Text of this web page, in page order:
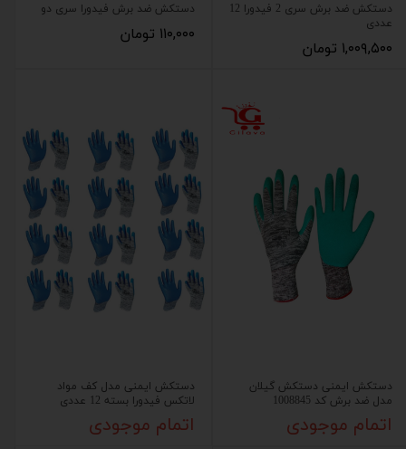
دستکش ضد برش سری 2 فیدورا 12
عددی
۱,۰۰۹,۵۰۰ تومان
دستکش ضد برش فیدورا سری دو
۱۱۰,۰۰۰ تومان
دستکش ایمنی دستکش گیلان
مدل ضد برش کد 1008845
اتمام موجودی
دستکش ایمنی مدل کف مواد
لاتکس فیدورا بسته 12 عددی
اتمام موجودی